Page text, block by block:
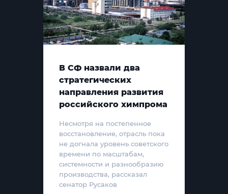
В СФ назвали два
стратегических
направления развития
российского химпрома
Несмотря на постепенное
восстановление, отрасль пока
не догнала уровень советского
времени по масштабам,
системности и разнообразию
производства, рассказал
сенатор Русаков